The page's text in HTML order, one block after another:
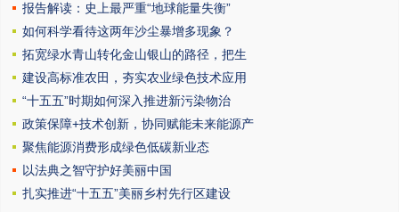
报告解读：史上最严重“地球能量失衡”
如何科学看待这两年沙尘暴增多现象？
拓宽绿水青山转化金山银山的路径，把生
建设高标准农田，夯实农业绿色技术应用
“十五五”时期如何深入推进新污染物治
政策保障+技术创新，协同赋能未来能源产
聚焦能源消费形成绿色低碳新业态
以法典之智守护好美丽中国
扎实推进“十五五”美丽乡村先行区建设